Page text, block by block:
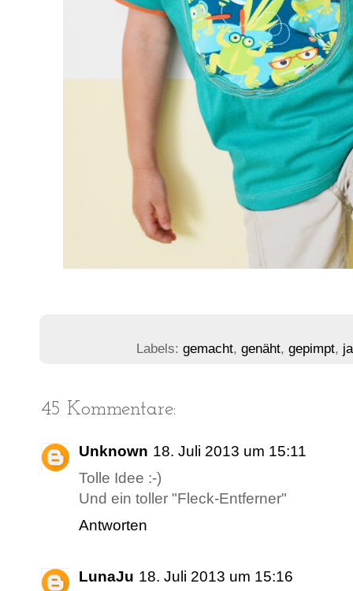
Labels:gemacht,genäht,gepimpt,
45 Kommentare:
Unknown 18. Juli 2013 um 15:11
Tolle Idee :-)
Und ein toller "Fleck-Entferner"
Antworten
LunaJu 18. Juli 2013 um 15:16